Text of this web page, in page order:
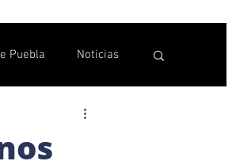
Puebla Noticias